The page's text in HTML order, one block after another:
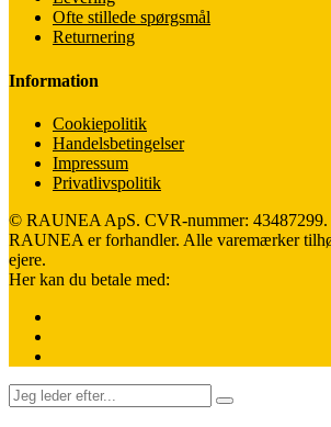
Ofte stillede spørgsmål
Returnering
Information
Cookiepolitik
Handelsbetingelser
Impressum
Privatlivspolitik
© RAUNEA ApS. CVR-nummer: 43487299.
RAUNEA er forhandler. Alle varemærker
ejere.
Her kan du betale med: